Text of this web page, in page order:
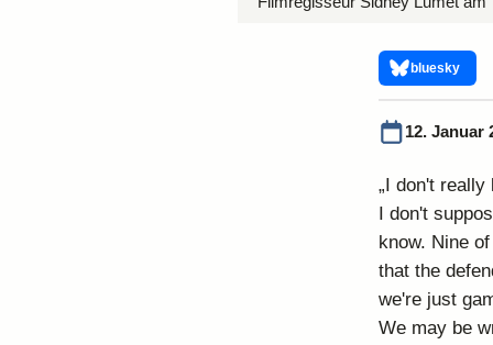
bluesky
12. Januar
„I don't
I don't
know. Nine
that the
we're just
We may be